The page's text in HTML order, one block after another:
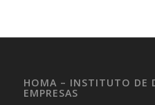
HOMA – INSTITUTO DE
EMPRESAS